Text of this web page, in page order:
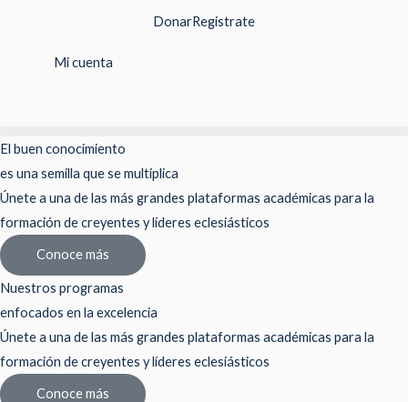
contenido
DonarRegistrate
Mi cuenta
El buen conocimiento
es una semilla que se multiplica
Únete a una de las más grandes plataformas académicas para la
formación de creyentes y líderes eclesiásticos
Conoce más
Nuestros programas
enfocados en la excelencia
Únete a una de las más grandes plataformas académicas para la
formación de creyentes y líderes eclesiásticos
Conoce más